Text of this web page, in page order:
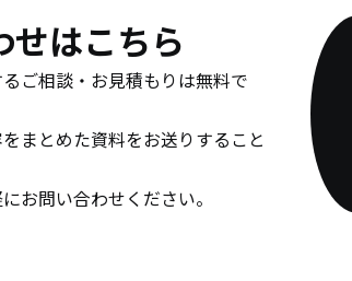
せはこちら
ご相談・お見積もりは無料で
まとめた資料をお送りすること
お問い合わせください。